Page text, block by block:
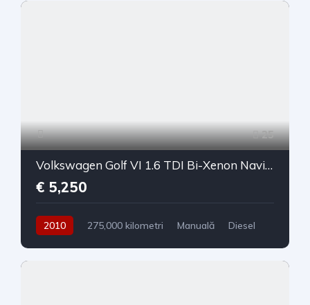
25
Volkswagen Golf VI 1.6 TDI Bi-Xenon Navi Climatronic Încălzire Scaune PDC
€ 5,250
2010 275,000 kilometri Manuală
Diesel